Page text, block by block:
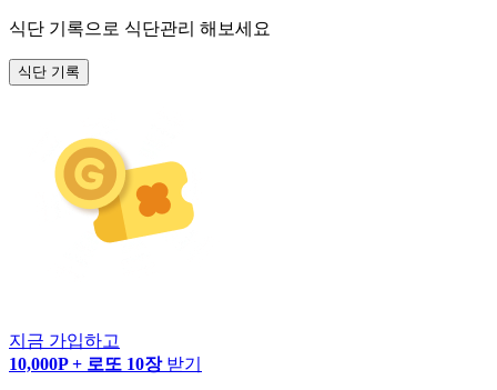
식단 기록으로 식단관리 해보세요
식단 기록
지금 가입하고
10,000P + 로또 10장 받기